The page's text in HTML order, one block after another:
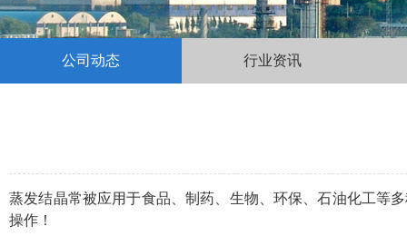
公司动态 行业资讯
蒸发结晶常被应用于食品、制药、生物、环保、石油化工等
操作！